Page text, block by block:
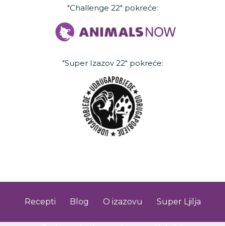
"Challenge 22" pokreće:
"Super Izazov 22" pokreće:
Recepti Blog O izazovu Super Ljilja